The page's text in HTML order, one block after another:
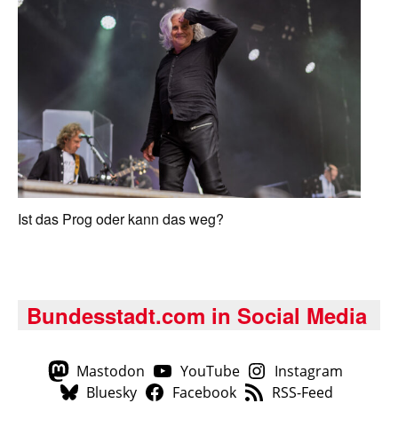
Ist das Prog oder kann das weg?
Bundesstadt.com in Social Media
Mastodon YouTube
Instagram
Bluesky
Facebook RSS-Feed